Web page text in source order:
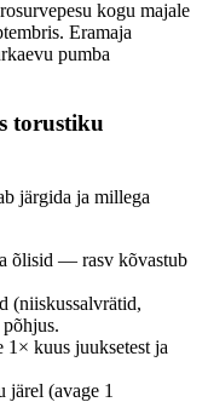
kogu majale
Eramaja
pumba
torustiku
järgida ja millega
õlisid — rasv kõvastub
(niiskussalvrätid,
1× kuus juuksetest ja
(avage 1